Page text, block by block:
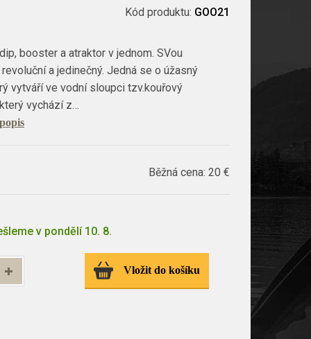
Kód produktu: GOO21
booster a atraktor v jednom. SVou
a jedinečný. Jedná se o úžasný
vytváří ve vodní sloupci tzv.kouřový
vychází z…
Běžná cena: 20 €
v pondělí 10. 8.
Vložit do košíku